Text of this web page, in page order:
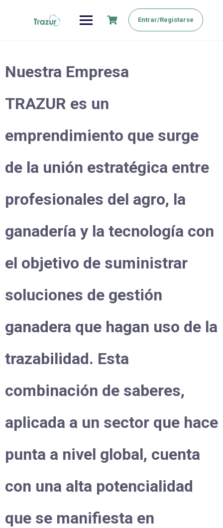
Entrar/Registarse
Nuestra Empresa
TRAZUR es un
emprendimiento que surge
de la unión estratégica entre
profesionales del agro, la
ganadería y la tecnología con
el objetivo de suministrar
soluciones de gestión
ganadera que hagan uso de la
trazabilidad. Esta
combinación de saberes,
aplicada a un sector que hace
punta a nivel global, cuenta
con una alta potencialidad
que se manifiesta en